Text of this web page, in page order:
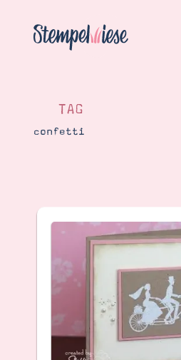
Katalog
Bestellen
Kontakt
TAG
confetti